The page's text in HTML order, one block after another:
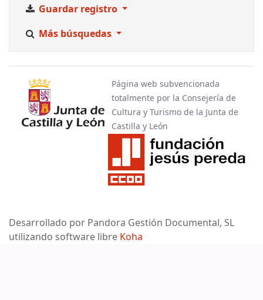
Guardar registro
Más búsquedas
Página web subvencionada
totalmente por la Consejería de
Cultura y Turismo de la Junta de
Castilla y León
Desarrollado por Pandora Gestión Documental, SL
utilizando software libre Koha